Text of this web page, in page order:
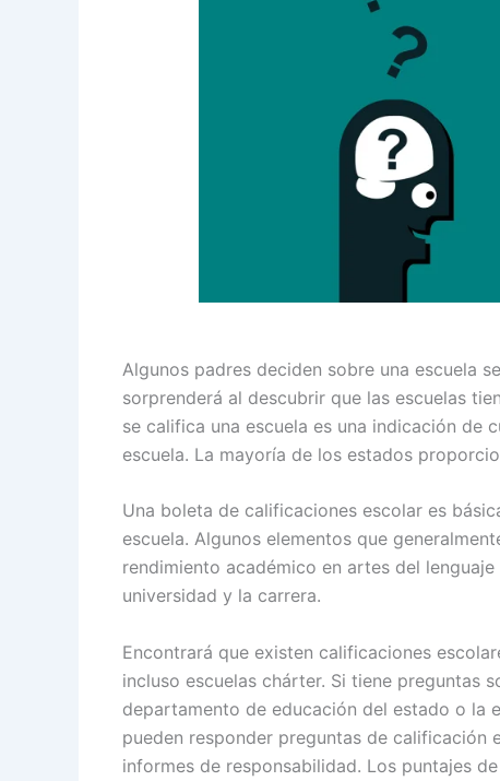
Algunos padres deciden sobre una escuela
sorprenderá al descubrir que las escuelas
se califica una escuela es una indicación de
escuela. La mayoría de los estados
Una boleta de calificaciones escolar es
escuela. Algunos elementos que
rendimiento académico en artes del
universidad y la carrera.
Encontrará que existen calificaciones
incluso escuelas chárter. Si tiene preguntas
departamento de educación del estado o la
pueden responder preguntas de calificación
informes de responsabilidad. Los puntajes